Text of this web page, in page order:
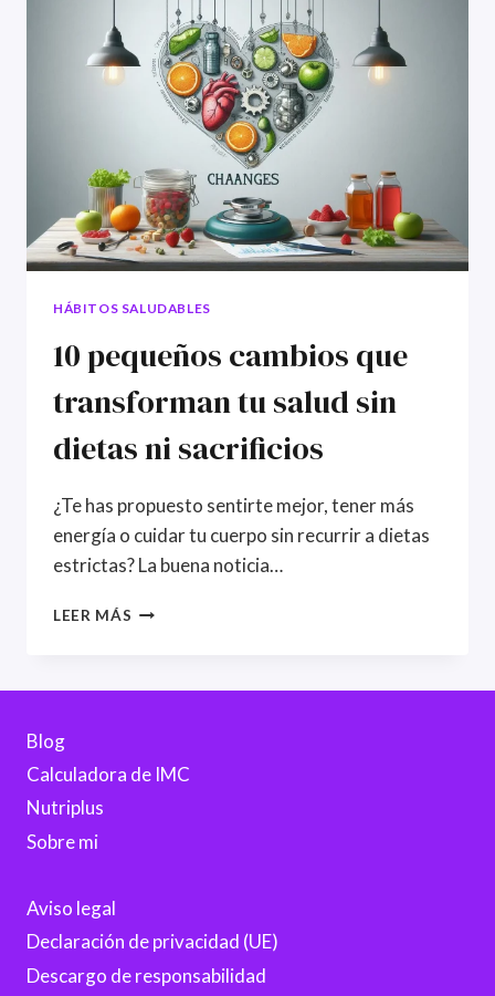
ADAPTE
A
RITMO
VIDA
HÁBITOS SALUDABLES
10 pequeños cambios que
transforman tu salud sin
dietas ni sacrificios
¿Te has propuesto sentirte mejor, tener más
energía o cuidar tu cuerpo sin recurrir a dietas
estrictas? La buena noticia…
LEER MÁS
SIN
Blog
Calculadora de IMC
Nutriplus
Sobre mi
Aviso legal
Declaración de privacidad (UE)
Descargo de responsabilidad